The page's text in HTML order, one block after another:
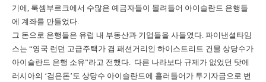
기에, 룩셈부르크에서 수많은 예금자들이 몰려들어 아이슬란드 은행들
에 계좌를 만들었다.
그 돈으로 은행들은 유럽 내 부동산과 기업들을 사들였다. 파이낸셜타임
스는 “영국 런던 고급주택가 겸 패션거리인 하이스트리트 건물 상당수가
아이슬란드 은행 소유”라고 전했다. 다른 나라보다 규제가 없었던 탓에
러시아의 ‘검은돈’도 상당수 아이슬란드에 흘러들어가 투기자금으로 변